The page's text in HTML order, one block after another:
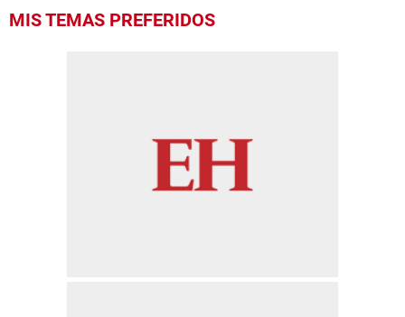
MIS TEMAS PREFERIDOS